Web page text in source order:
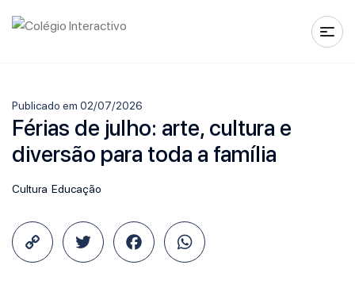
Publicado em 02/07/2026
Férias de julho: arte, cultura e
diversão para toda a família
Cultura Educação
Copy Twitter Facebook WhatsApp